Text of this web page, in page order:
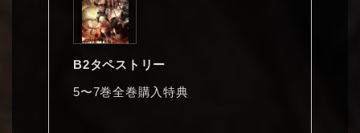
B2タペストリー
5〜7巻全巻購入特典